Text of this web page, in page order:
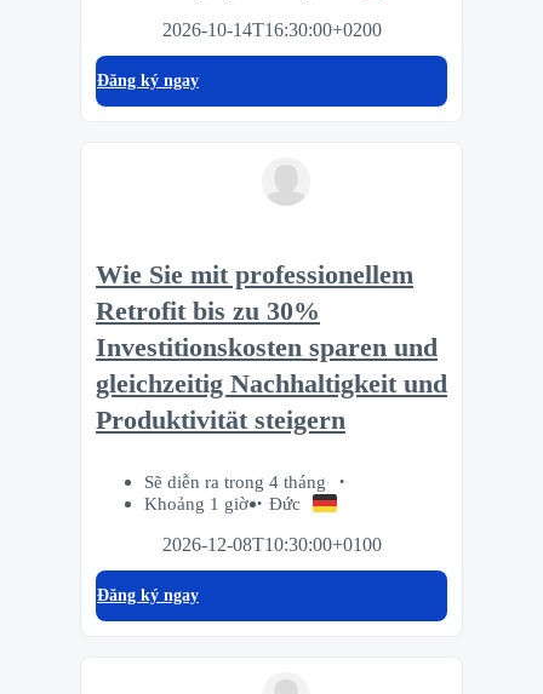
2026-10-14T16:30:00+0200
Đăng ký ngay
Wie Sie mit professionellem
Retrofit bis zu 30%
Investitionskosten sparen und
gleichzeitig Nachhaltigkeit und
Produktivität steigern
Sẽ diễn ra trong 4 tháng
Khoảng 1 giờ
Đức
2026-12-08T10:30:00+0100
Đăng ký ngay